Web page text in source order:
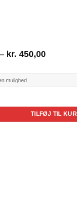
kr. 450,00
antal
TILFØJ TIL